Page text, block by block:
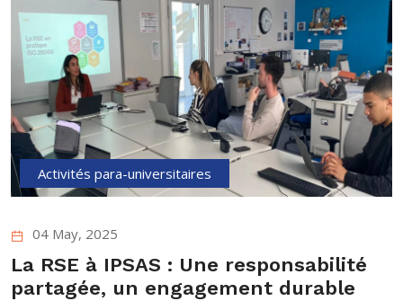
Activités para-universitaires
04 May, 2025
La RSE à IPSAS : Une responsabilité
partagée, un engagement durable